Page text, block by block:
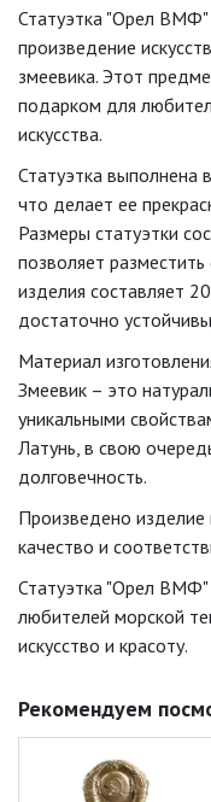
Статуэтка "Орел ВМФ"
произведение
змеевика. Этот
подарком для
искусства.
Статуэтка выполнена
что делает ее
Размеры статуэтки
позволяет
изделия составляет
достаточно
Материал
Змеевик – это
уникальными
Латунь, в свою
долговечность.
Произведено изделие
качество и
Статуэтка "Орел
любителей морской
искусство и красоту.
Рекомендуем